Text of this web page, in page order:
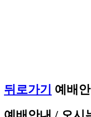
뒤로가기
예배